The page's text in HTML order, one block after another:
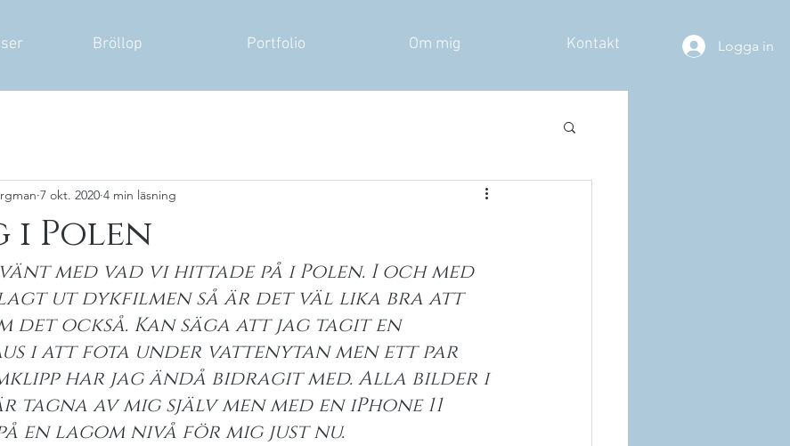
Bröllop Portfolio Om mig Kontakt Logga in
i Polen
7 okt. 2020 4 min läsning
med vad vi hittade på i Polen. I och med
ut dykfilmen så är det väl lika bra att
det också. Kan säga att jag tagit en
i att fota under vattenytan men ett par
har jag ändå bidragit med. Alla bilder i
av mig själv men med en iPhone 11
en lagom nivå för mig just nu.